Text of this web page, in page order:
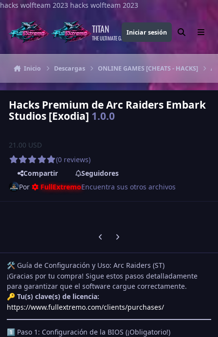
hacks wolfteam 2023 Saltar al contenido
hacks wolfteam 2023
TITAN
THE ULTIMATE GAMING THEME
Iniciar sesión BuscarMenu
Inicio Descargas ONLINE GAMES [CHEATS - HACKS]
Hacks Premium de Arc Raiders Embark
Studios [Exodia] 1.0.0
21.00 USD
(0 reviews)
Compartir
Seguidores
Por
FullExtremoEncuentra sus otros archivos
Diapositiva del carrusel anterior
Siguiente diapositiva del carrusel
🛠️ Guía de Configuración y Uso: Arc Raiders (ST)
¡Gracias por tu compra! Sigue estos pasos detalladamente
para garantizar que el software cargue correctamente.
🔑 Tu(s) clave(s) de licencia:
https://www.fullextremo.com/clients/purchases/
1️⃣ Paso 1: Configuración de la BIOS (¡Obligatorio!)